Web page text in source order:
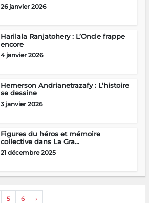
26 janvier 2026
Harilala Ranjatohery : L’Oncle frappe
encore
4 janvier 2026
Hemerson Andrianetrazafy : L’histoire
se dessine
3 janvier 2026
Figures du héros et mémoire
collective dans La Gra...
21 décembre 2025
5 6 ›